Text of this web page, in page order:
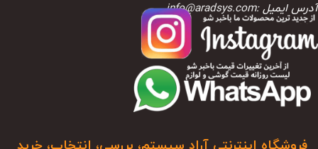
آدرس ایمیل :info@aradsys.com